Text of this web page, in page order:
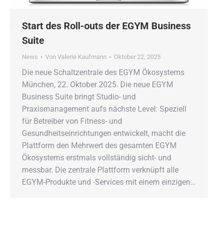
Start des Roll-outs der EGYM Business
Suite
News Von Valerie Kaufmann Oktober 22, 2025
Die neue Schaltzentrale des EGYM Ökosystems
München, 22. Oktober 2025. Die neue EGYM
Business Suite bringt Studio- und
Praxismanagement aufs nächste Level: Speziell
für Betreiber von Fitness- und
Gesundheitseinrichtungen entwickelt, macht die
Plattform den Mehrwert des gesamten EGYM
Ökosystems erstmals vollständig sicht- und
messbar. Die zentrale Plattform verknüpft alle
EGYM-Produkte und -Services mit einem einzigen…